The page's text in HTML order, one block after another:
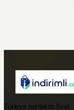
Türkiye merkezli fiyat